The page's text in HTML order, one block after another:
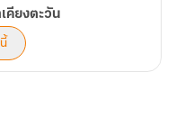
คียงตะวัน